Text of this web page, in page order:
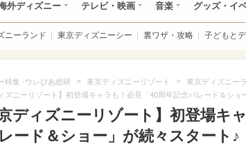
外ディズニー テレビ・映画 音楽 グッズ・イ
ニーランド 東京ディズニーシー 裏ワザ・攻略 子どもと
特集 -ウレぴあ総研 > 東京ディズニーリゾート > 東京ディズニー
ズニーリゾート】初登場キャラも！必見「40周年記念パレード＆ショ
京ディズニーリゾート】初登場キ
ード＆ショー」が続々スタート♪